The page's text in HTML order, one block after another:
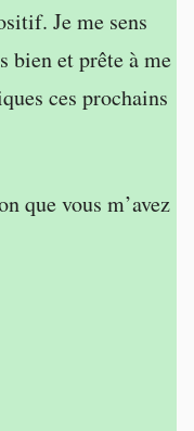
Je me sens
bien et prête à me
ces prochains
que vous m’avez